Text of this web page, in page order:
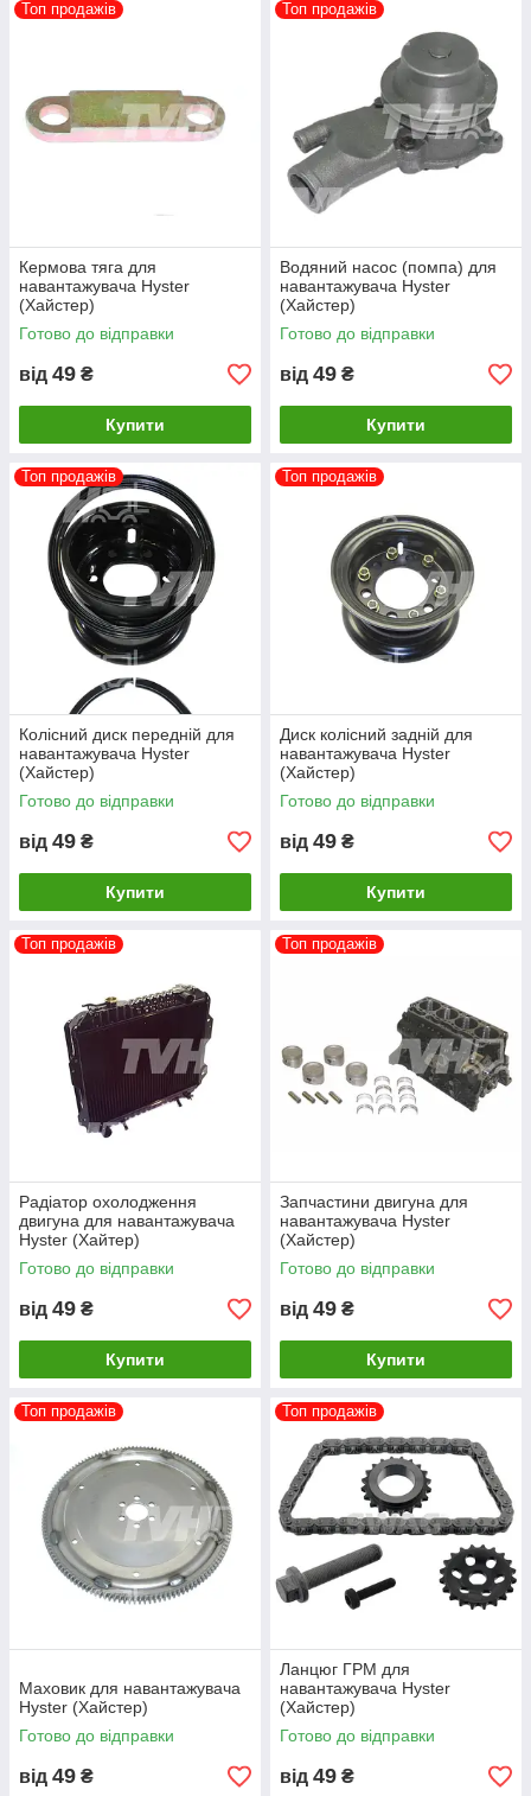
Топ продажів
Кермова тяга для
навантажувача Hyster
(Хайстер)
Готово до відправки
від 49 ₴
Купити
Топ продажів
Водяний насос (помпа) для
навантажувача Hyster
(Хайстер)
Готово до відправки
від 49 ₴
Купити
Топ продажів
Колісний диск передній для
навантажувача Hyster
(Хайстер)
Готово до відправки
від 49 ₴
Купити
Топ продажів
Диск колісний задній для
навантажувача Hyster
(Хайстер)
Готово до відправки
від 49 ₴
Купити
Топ продажів
Радіатор охолодження
двигуна для навантажувача
Hyster (Хайтер)
Готово до відправки
від 49 ₴
Купити
Топ продажів
Запчастини двигуна для
навантажувача Hyster
(Хайстер)
Готово до відправки
від 49 ₴
Купити
Топ продажів
Маховик для навантажувача
Hyster (Хайстер)
Готово до відправки
від 49 ₴
Топ продажів
Ланцюг ГРМ для
навантажувача Hyster
(Хайстер)
Готово до відправки
від 49 ₴